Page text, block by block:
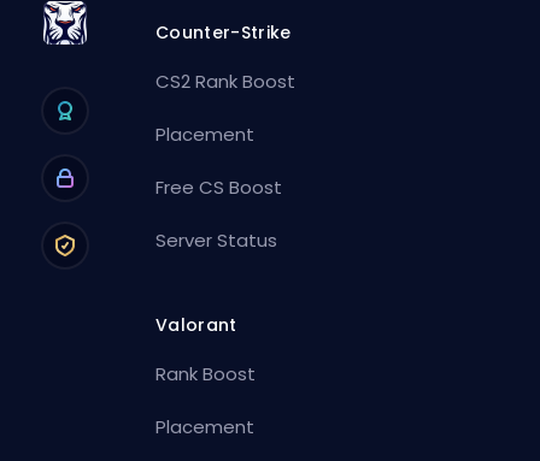
Counter-Strike
CS2 Rank Boost
Placement
Free CS Boost
Server Status
Valorant
Rank Boost
Placement